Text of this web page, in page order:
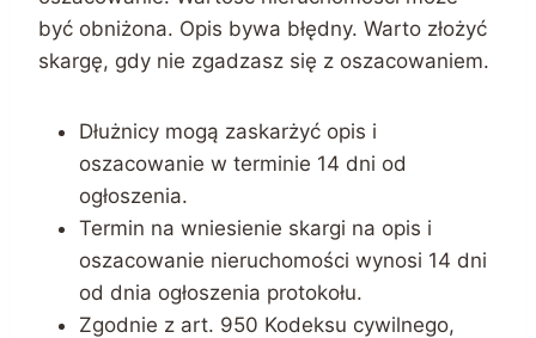
być obniżona. Opis bywa błędny. Warto złożyć
skargę, gdy nie zgadzasz się z oszacowaniem.
Dłużnicy mogą zaskarżyć opis i
oszacowanie w terminie 14 dni od
ogłoszenia.
Termin na wniesienie skargi na opis i
oszacowanie nieruchomości wynosi 14 dni
od dnia ogłoszenia protokołu.
Zgodnie z art. 950 Kodeksu cywilnego,